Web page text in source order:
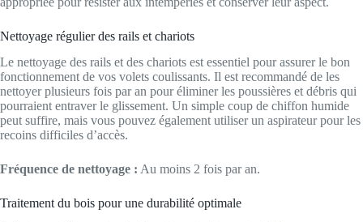
Nettoyage régulier des rails et chariots
Le nettoyage des rails et des chariots est essentiel pour assurer le bon
fonctionnement de vos volets coulissants. Il est recommandé de les
nettoyer plusieurs fois par an pour éliminer les poussières et débris qui
pourraient entraver le glissement. Un simple coup de chiffon humide
peut suffire, mais vous pouvez également utiliser un aspirateur pour les
recoins difficiles d’accès.
Fréquence de nettoyage : Au moins 2 fois par an.
Traitement du bois pour une durabilité optimale